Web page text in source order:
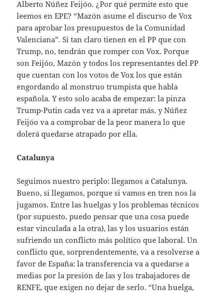
Alberto Núñez Feijóo. ¿Por qué permite esto que
leemos en EPE? “Mazón asume el discurso de Vox
para aprobar los presupuestos de la Comunidad
Valenciana”. Si tan claro tienen en el PP que con
Trump, no, tendrán que romper con Vox. Porque
son Feijóo, Mazón y todos los representantes del PP
que cuentan con los votos de Vox los que están
engordando al monstruo trumpista que habla
española. Y esto solo acaba de empezar: la pinza
Trump-Putin cada vez va a apretar más, y Núñez
Feijóo va a comprobar de la peor manera lo que
dolerá quedarse atrapado por ella.
Catalunya
Seguimos nuestro periplo: llegamos a Catalunya.
Bueno, si llegamos, porque si vamos en tren nos la
jugamos. Entre las huelgas y los problemas técnicos
(por supuesto, puedo pensar que una cosa puede
estar vinculada a la otra), las y los usuarios están
sufriendo un conflicto más político que laboral. Un
conflicto que, sorprendentemente, va a resolverse a
favor de España: la transferencia va a quedarse a
medias por la presión de las y los trabajadores de
RENFE, que exigen no dejar de serlo. “Una huelga,